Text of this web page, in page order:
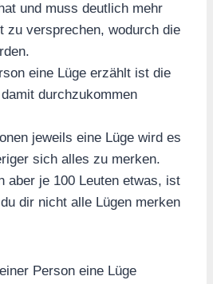
und muss deutlich mehr
zu versprechen, wodurch die
eine Lüge erzählt ist die
durchzukommen
jeweils eine Lüge wird es
sich alles zu merken.
aber je 100 Leuten etwas, ist
dir nicht alle Lügen merken
Person eine Lüge